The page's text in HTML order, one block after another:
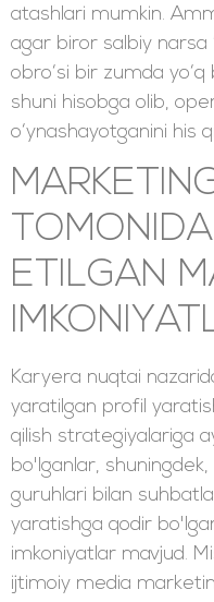
atashlari mumkin.
agar biror salbiy narsa
obro‘si bir zumda
shuni hisobga olib,
o‘ynashayotganini his
ETILGAN
Karyera nuqtai
yaratilgan profil
qilish strategiyalariga
bo'lganlar,
guruhlari bilan
yaratishga qodir
imkoniyatlar mavjud.
ijtimoiy media